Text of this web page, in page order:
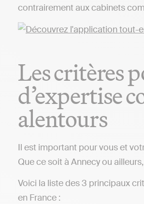
contrairement aux cabinets
Les critères
d’expertise
alentours
Il est important pour vous et
Que ce soit à Annecy ou
Voici la liste des 3 principaux
en France :